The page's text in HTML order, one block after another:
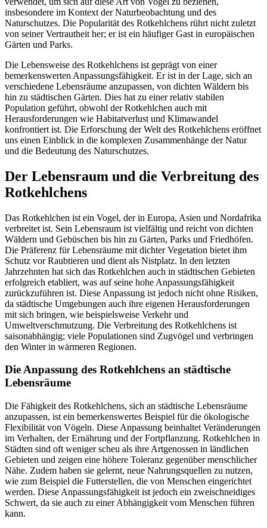
insbesondere im Kontext der Naturbeobachtung und des
Naturschutzes. Die Popularität des Rotkehlchens rührt nicht zuletzt
von seiner Vertrautheit her; er ist ein häufiger Gast in europäischen
Gärten und Parks.
Die Lebensweise des Rotkehlchens ist geprägt von einer
bemerkenswerten Anpassungsfähigkeit. Er ist in der Lage, sich an
verschiedene Lebensräume anzupassen, von dichten Wäldern bis
hin zu städtischen Gärten. Dies hat zu einer relativ stabilen
Population geführt, obwohl der Rotkehlchen auch mit
Herausforderungen wie Habitatverlust und Klimawandel
konfrontiert ist. Die Erforschung der Welt des Rotkehlchens eröffnet
uns einen Einblick in die komplexen Zusammenhänge der Natur
und die Bedeutung des Naturschutzes.
Der Lebensraum und die Verbreitung des
Rotkehlchens
Das Rotkehlchen ist ein Vogel, der in Europa, Asien und Nordafrika
verbreitet ist. Sein Lebensraum ist vielfältig und reicht von dichten
Wäldern und Gebüschen bis hin zu Gärten, Parks und Friedhöfen.
Die Präferenz für Lebensräume mit dichter Vegetation bietet ihm
Schutz vor Raubtieren und dient als Nistplatz. In den letzten
Jahrzehnten hat sich das Rotkehlchen auch in städtischen Gebieten
erfolgreich etabliert, was auf seine hohe Anpassungsfähigkeit
zurückzuführen ist. Diese Anpassung ist jedoch nicht ohne Risiken,
da städtische Umgebungen auch ihre eigenen Herausforderungen
mit sich bringen, wie beispielsweise Verkehr und
Umweltverschmutzung. Die Verbreitung des Rotkehlchens ist
saisonabhängig; viele Populationen sind Zugvögel und verbringen
den Winter in wärmeren Regionen.
Die Anpassung des Rotkehlchens an städtische
Lebensräume
Die Fähigkeit des Rotkehlchens, sich an städtische Lebensräume
anzupassen, ist ein bemerkenswertes Beispiel für die ökologische
Flexibilität von Vögeln. Diese Anpassung beinhaltet Veränderungen
im Verhalten, der Ernährung und der Fortpflanzung. Rotkehlchen in
Städten sind oft weniger scheu als ihre Artgenossen in ländlichen
Gebieten und zeigen eine höhere Toleranz gegenüber menschlicher
Nähe. Zudem haben sie gelernt, neue Nahrungsquellen zu nutzen,
wie zum Beispiel die Futterstellen, die von Menschen eingerichtet
werden. Diese Anpassungsfähigkeit ist jedoch ein zweischneidiges
Schwert, da sie auch zu einer Abhängigkeit vom Menschen führen
kann.